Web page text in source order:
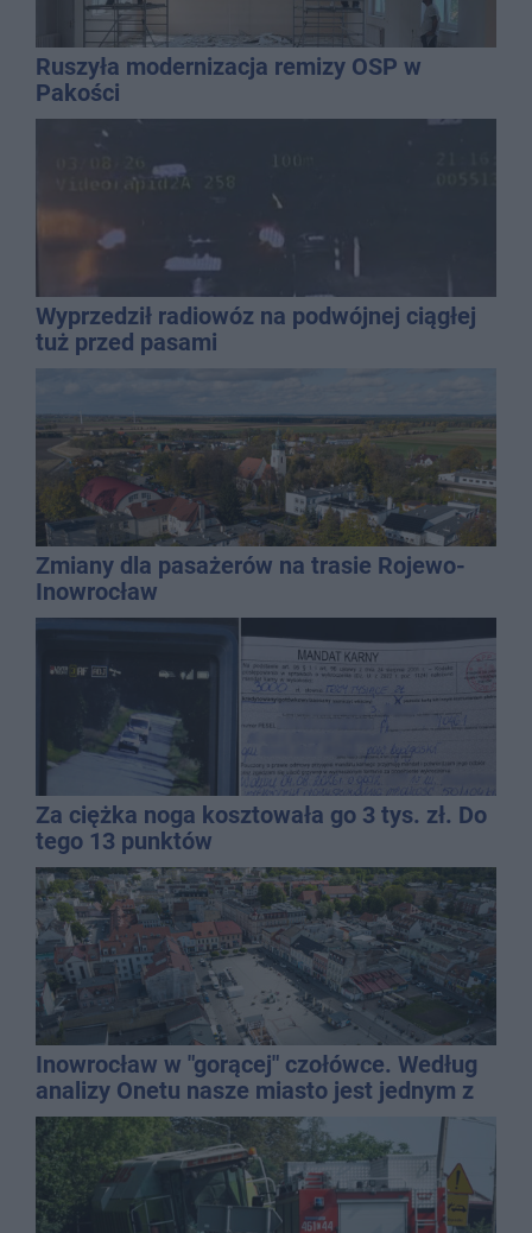
Ruszyła modernizacja remizy OSP w
Pakości
Wyprzedził radiowóz na podwójnej ciągłej
tuż przed pasami
Zmiany dla pasażerów na trasie Rojewo-
Inowrocław
Za ciężka noga kosztowała go 3 tys. zł. Do
tego 13 punktów
Inowrocław w "gorącej" czołówce. Według
analizy Onetu nasze miasto jest jednym z
najbardziej narażonych na upały